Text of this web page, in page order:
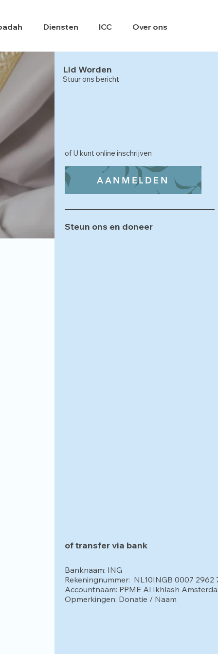
Diensten ICC Over ons
Lid Worden
Stuur ons bericht
of U kunt online inschrijven
AANMELDEN
Steun ons en doneer
of transfer via bank
Banknaam: ING
Rekeningnummer: NL10INGB 0007 2962
Accountnaam: PPME Al Ikhlash
Opmerkingen: Donatie / Naam